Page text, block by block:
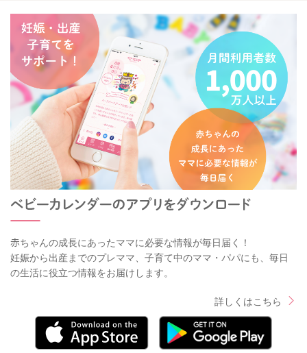
赤ちゃんの成長にあったママに必要な情報が毎日届く！
妊娠から出産までのプレママ、子育て中のママ・パパにも、毎日
の生活に役立つ情報をお届けします。
詳しくはこちら